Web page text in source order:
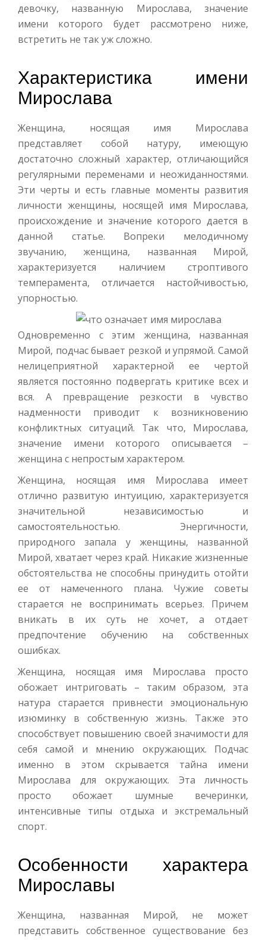
девочку, названную Мирослава, значение
имени которого будет рассмотрено ниже,
встретить не так уж сложно.
Характеристика имени
Мирослава
Женщина, носящая имя Мирослава
представляет собой натуру, имеющую
достаточно сложный характер, отличающийся
регулярными переменами и неожиданностями.
Эти черты и есть главные моменты развития
личности женщины, носящей имя Мирослава,
происхождение и значение которого дается в
данной статье. Вопреки мелодичному
звучанию, женщина, названная Мирой,
характеризуется наличием строптивого
темперамента, отличается настойчивостью,
упорностью.
Одновременно с этим женщина, названная
Мирой, подчас бывает резкой и упрямой. Самой
нелицеприятной характерной ее чертой
является постоянно подвергать критике всех и
вся. А превращение резкости в чувство
надменности приводит к возникновению
конфликтных ситуаций. Так что, Мирослава,
значение имени которого описывается –
женщина с непростым характером.
Женщина, носящая имя Мирослава имеет
отлично развитую интуицию, характеризуется
значительной независимостью и
самостоятельностью. Энергичности,
природного запала у женщины, названной
Мирой, хватает через край. Никакие жизненные
обстоятельства не способны принудить отойти
ее от намеченного плана. Чужие советы
старается не воспринимать всерьез. Причем
вникать в их суть не хочет, а отдает
предпочтение обучению на собственных
ошибках.
Женщина, носящая имя Мирослава просто
обожает интриговать – таким образом, эта
натура старается привнести эмоциональную
изюминку в собственную жизнь. Также это
способствует повышению своей значимости для
себя самой и мнению окружающих. Подчас
именно в этом скрывается тайна имени
Мирослава для окружающих. Эта личность
просто обожает шумные вечеринки,
интенсивные типы отдыха и экстремальный
спорт.
Особенности характера
Мирославы
Женщина, названная Мирой, не может
представить собственное существование без